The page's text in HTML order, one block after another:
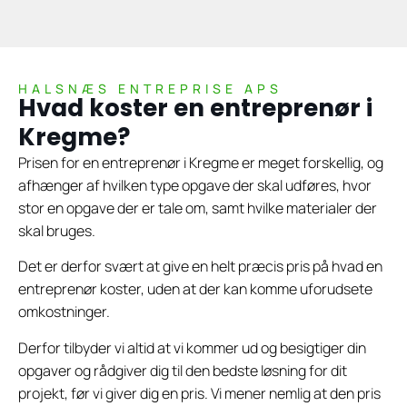
HALSNÆS ENTREPRISE APS
Hvad koster en entreprenør i
Kregme?
Prisen for en entreprenør i Kregme er meget forskellig, og
afhænger af hvilken type opgave der skal udføres, hvor
stor en opgave der er tale om, samt hvilke materialer der
skal bruges.
Det er derfor svært at give en helt præcis pris på hvad en
entreprenør koster, uden at der kan komme uforudsete
omkostninger.
Derfor tilbyder vi altid at vi kommer ud og besigtiger din
opgaver og rådgiver dig til den bedste løsning for dit
projekt, før vi giver dig en pris. Vi mener nemlig at den pris